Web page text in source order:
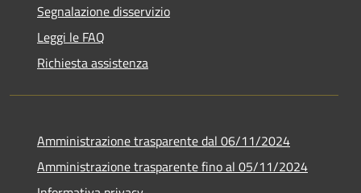
Segnalazione disservizio
Leggi le FAQ
Richiesta assistenza
Amministrazione trasparente dal 06/11/2024
Amministrazione trasparente fino al 05/11/2024